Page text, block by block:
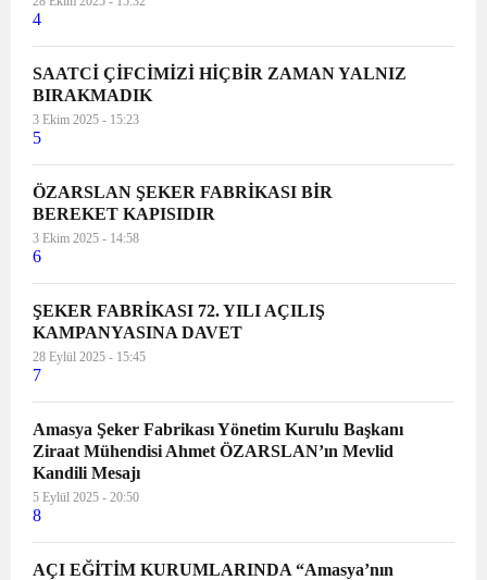
4
SAATCİ ÇİFCİMİZİ HİÇBİR ZAMAN YALNIZ
BIRAKMADIK
3 Ekim 2025 - 15:23
5
ÖZARSLAN ŞEKER FABRİKASI BİR
BEREKET KAPISIDIR
3 Ekim 2025 - 14:58
6
ŞEKER FABRİKASI 72. YILI AÇILIŞ
KAMPANYASINA DAVET
28 Eylül 2025 - 15:45
7
Amasya Şeker Fabrikası Yönetim Kurulu Başkanı
Ziraat Mühendisi Ahmet ÖZARSLAN’ın Mevlid
Kandili Mesajı
5 Eylül 2025 - 20:50
8
AÇI EĞİTİM KURUMLARINDA “Amasya’nın